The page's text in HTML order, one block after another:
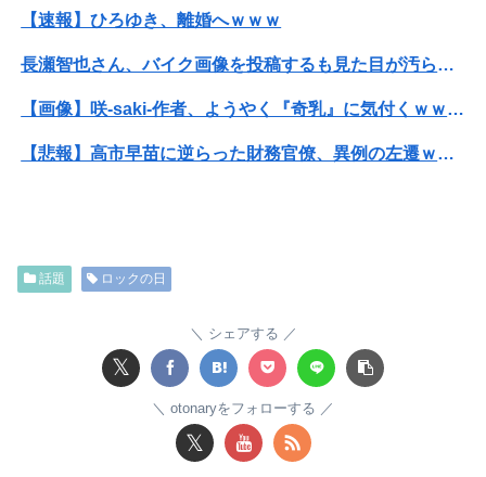
【速報】ひろゆき、離婚へｗｗｗ
長瀬智也さん、バイク画像を投稿するも見た目が汚らしいとネットの女性たちから批判…謝罪
【画像】咲-saki-作者、ようやく『奇乳』に気付くｗｗｗｗ
【悲報】高市早苗に逆らった財務官僚、異例の左遷ｗｗｗｗｗｗｗｗ
みいちゃん、セコカンになる
話題 ロックの日
シェアする
𝕏
otonaryをフォローする
𝕏